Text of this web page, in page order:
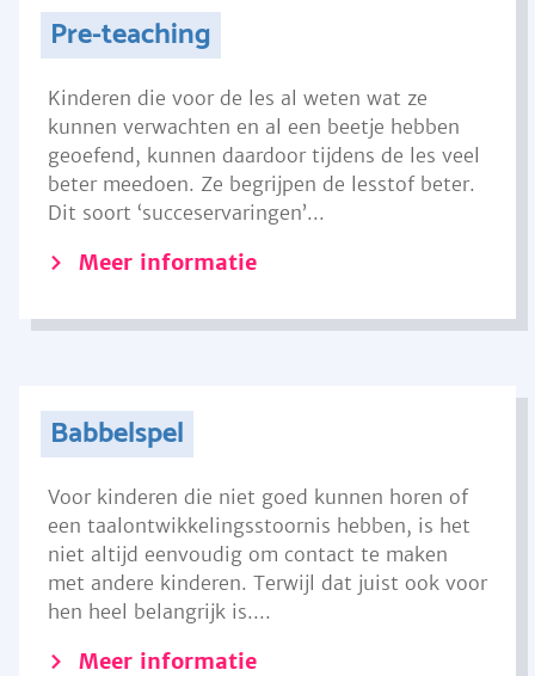
Pre-teaching
Kinderen die voor de les al weten wat ze
kunnen verwachten en al een beetje hebben
geoefend, kunnen daardoor tijdens de les veel
beter meedoen. Ze begrijpen de lesstof beter.
Dit soort ‘succeservaringen’...
Meer informatie
Babbelspel
Voor kinderen die niet goed kunnen horen of
een taalontwikkelingsstoornis hebben, is het
niet altijd eenvoudig om contact te maken
met andere kinderen. Terwijl dat juist ook voor
hen heel belangrijk is....
Meer informatie